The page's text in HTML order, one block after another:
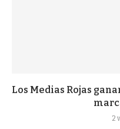
Los Medias Rojas
2